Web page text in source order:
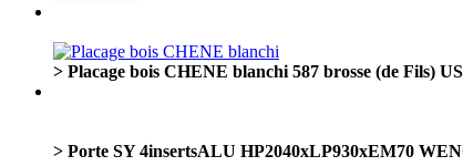
> Placage bois CHENE blanchi 587 brosse (de Fils)
> Porte SY 4insertsALU HP2040xLP930xEM70